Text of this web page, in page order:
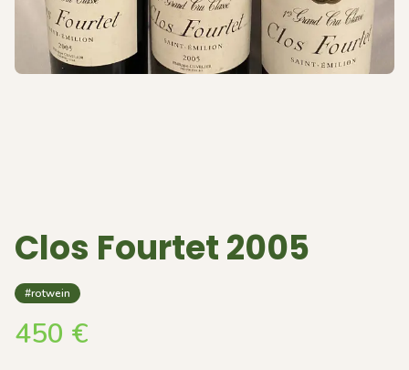
Clos Fourtet 2005
#rotwein
450 €